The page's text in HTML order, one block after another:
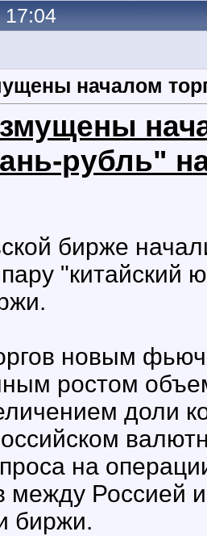
началом
рубль"
бирже
"китайский
новым
ростом
доли
на
между Россией
биржи.